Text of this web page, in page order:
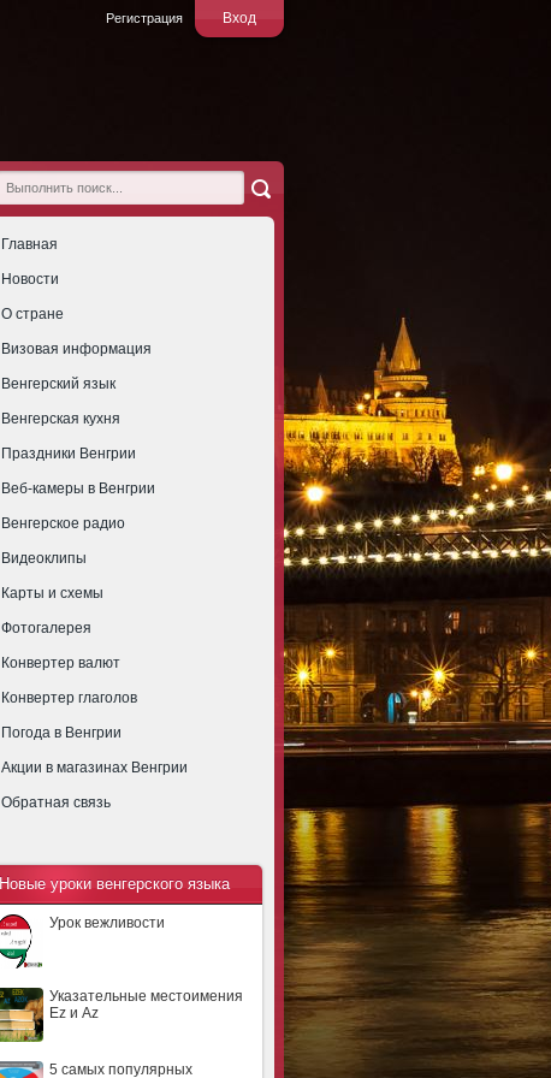
Вход
Регистрация
Главная
Новости
О стране
Визовая информация
Венгерский язык
Венгерская кухня
Праздники Венгрии
Веб-камеры в Венгрии
Венгерское радио
Видеоклипы
Карты и схемы
Фотогалерея
Конвертер валют
Конвертер глаголов
Погода в Венгрии
Акции в магазинах Венгрии
Обратная связь
Новые уроки венгерского языка
Урок вежливости
Указательные местоимения
Ez и Az
5 самых популярных